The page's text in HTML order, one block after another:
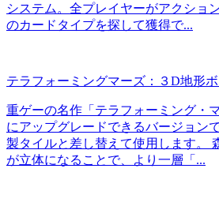
システム。全プレイヤーがアクショ
のカードタイプを探して獲得で...
テラフォーミングマーズ：３D地形
重ゲーの名作「テラフォーミング・
にアップグレードできるバージョン
製タイルと差し替えて使用します。
が立体になることで、より一層「...